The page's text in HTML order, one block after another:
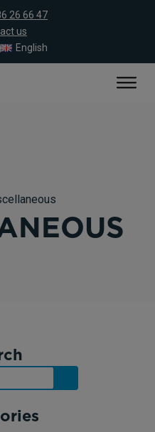
26 66 47
us
English